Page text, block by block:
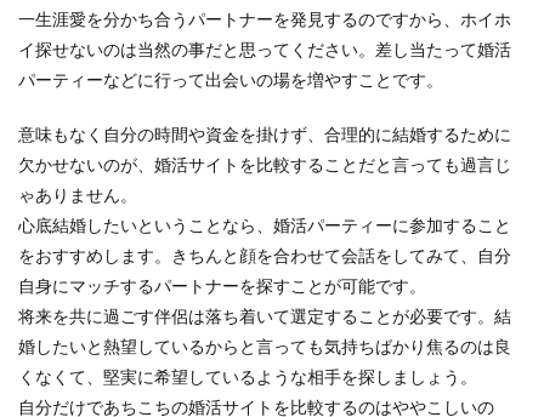
一生涯愛を分かち合うパートナーを発見するのですから、ホイホ
イ探せないのは当然の事だと思ってください。差し当たって婚活
パーティーなどに行って出会いの場を増やすことです。
意味もなく自分の時間や資金を掛けず、合理的に結婚するために
欠かせないのが、婚活サイトを比較することだと言っても過言じ
ゃありません。
心底結婚したいということなら、婚活パーティーに参加すること
をおすすめします。きちんと顔を合わせて会話をしてみて、自分
自身にマッチするパートナーを探すことが可能です。
将来を共に過ごす伴侶は落ち着いて選定することが必要です。結
婚したいと熱望しているからと言っても気持ちばかり焦るのは良
くなくて、堅実に希望しているような相手を探しましょう。
自分だけであちこちの婚活サイトを比較するのはややこしいの